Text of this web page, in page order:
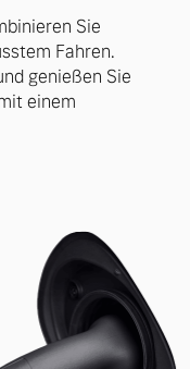
Sie
Fahren.
genießen Sie
einem